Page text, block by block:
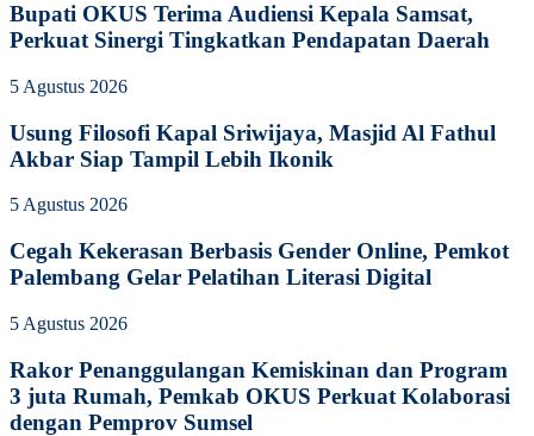
Bupati OKUS Terima Audiensi Kepala Samsat,
Perkuat Sinergi Tingkatkan Pendapatan Daerah
5 Agustus 2026
Usung Filosofi Kapal Sriwijaya, Masjid Al Fathul
Akbar Siap Tampil Lebih Ikonik
5 Agustus 2026
Cegah Kekerasan Berbasis Gender Online, Pemkot
Palembang Gelar Pelatihan Literasi Digital
5 Agustus 2026
Rakor Penanggulangan Kemiskinan dan Program
3 juta Rumah, Pemkab OKUS Perkuat Kolaborasi
dengan Pemprov Sumsel